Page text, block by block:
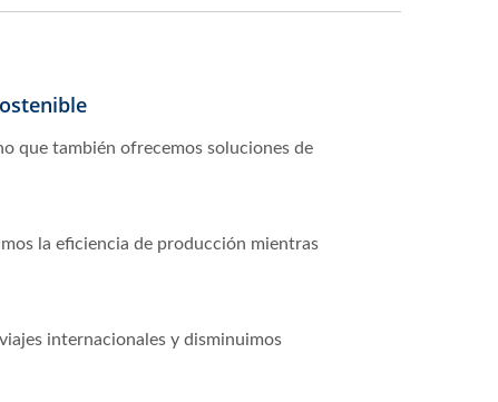
que también ofrecemos soluciones de
la eficiencia de producción mientras
internacionales y disminuimos